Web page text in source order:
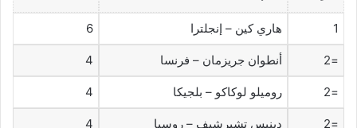
1 هاري كين – إنجلترا 6
=2 أنطوان جريزمان – فرنسا 4
=2 روميلو لوكاكو – بلجيكا 4
=2 دينيس تشيرشيف – روسيا 4